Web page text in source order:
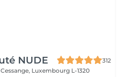
NUDE
312
Cessange, Luxembourg L-1320